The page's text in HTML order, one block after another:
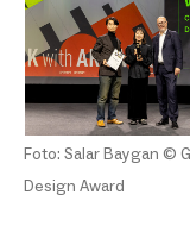
Foto: Salar Baygan ©
Design Award